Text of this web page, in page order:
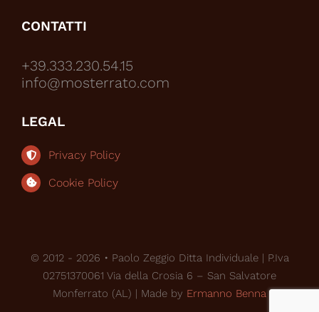
CONTATTI
+39.333.230.54.15
info@mosterrato.com
LEGAL
Privacy Policy
Cookie Policy
© 2012 - 2026 • Paolo Zeggio Ditta Individuale | P.Iva
02751370061 Via della Crosia 6 – San Salvatore
Monferrato (AL) | Made by Ermanno Benna